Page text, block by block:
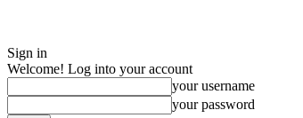
Sign in
Welcome! Log into your account
your username
your password